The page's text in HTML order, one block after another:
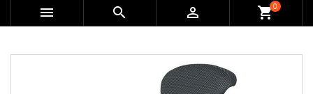
   shopping_cart0